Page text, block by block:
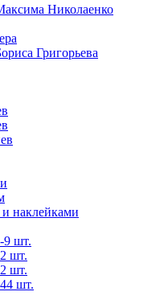
Николаенко
Григорьева
наклейками
9 шт.
шт.
шт.
шт.